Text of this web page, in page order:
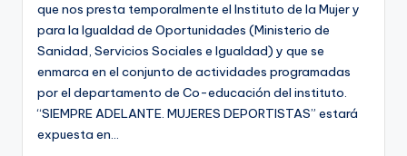
que nos presta temporalmente el Instituto de la Mujer y
para la Igualdad de Oportunidades (Ministerio de
Sanidad, Servicios Sociales e Igualdad) y que se
enmarca en el conjunto de actividades programadas
por el departamento de Co-educación del instituto.
“SIEMPRE ADELANTE. MUJERES DEPORTISTAS” estará
expuesta en…